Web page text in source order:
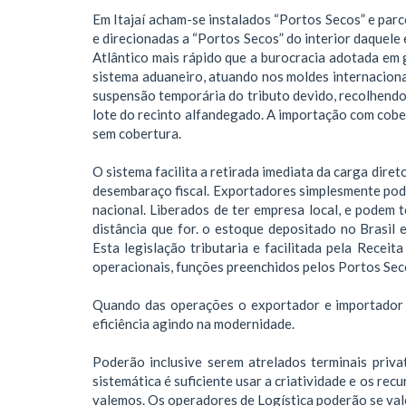
Em Itajaí acham-se instalados “Portos Secos” e
e direcionadas a “Portos Secos” do interior
Atlântico mais rápido que a burocracia adotada
sistema aduaneiro, atuando nos moldes
suspensão temporária do tributo devido,
lote do recinto alfandegado. A importação com
sem cobertura.
O sistema facilita a retirada imediata da carga
desembaraço fiscal. Exportadores simplesmente
nacional. Liberados de ter empresa local, e
distância que for. o estoque depositado no Brasil
Esta legislação tributaria e facilitada pela
operacionais, funções preenchidos pelos Portos
Quando das operações o exportador e
eficiência agindo na modernidade.
Poderão inclusive serem atrelados terminais
sistemática é suficiente usar a criatividade e os
valemos. Os operadores de Logística poderão se